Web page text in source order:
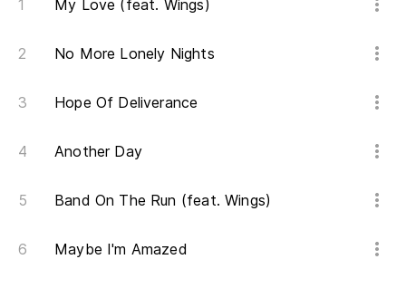
My Love (feat. Wings)
No More Lonely Nights
Hope Of Deliverance
Another Day
Band On The Run (feat. Wings)
Maybe I'm Amazed